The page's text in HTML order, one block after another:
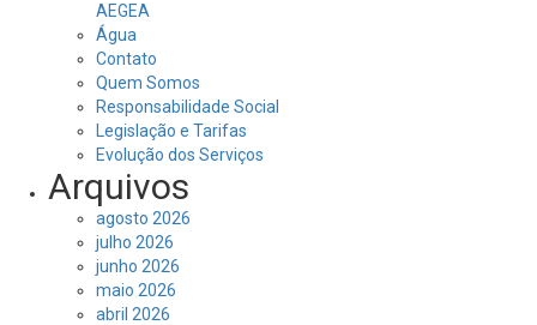
AEGEA
Água
Contato
Quem Somos
Responsabilidade Social
Legislação e Tarifas
Evolução dos Serviços
Arquivos
agosto 2026
julho 2026
junho 2026
maio 2026
abril 2026